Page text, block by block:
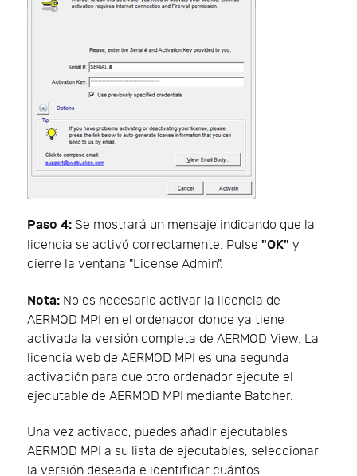
Paso 4: Se mostrará un mensaje indicando que la
licencia se activó correctamente. Pulse "OK" y
cierre la ventana "License Admin".
Nota: No es necesario activar la licencia de
AERMOD MPI en el ordenador donde ya tiene
activada la versión completa de AERMOD View. La
licencia web de AERMOD MPI es una segunda
activación para que otro ordenador ejecute el
ejecutable de AERMOD MPI mediante Batcher.
Una vez activado, puedes añadir ejecutables
AERMOD MPI a su lista de ejecutables, seleccionar
la versión deseada e identificar cuántos